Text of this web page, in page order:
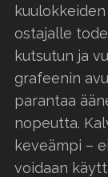
ostajalle
kutsutun ja
grafeenin
parantaa
nopeutta.
keveämpi –
voidaan